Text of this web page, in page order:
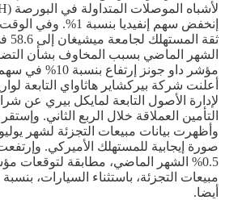
إنخفض سهم إنفيديا
الشهر الماضي بسبب المخاوف بشأن
مؤشر داو جونز
أعلنت شركة بيركشاير هاثاواي التابعة
لإدارة الأصول التابعة لمايكل بيري عن
التأمين العملاقة خلال الربع الثاني.
وأظهرت بيانات مبيعات التجزئة لشهر
صورة إيجابية للمستهلك الأميركي.
0.5% الشهر الماضي، مطابقة لتوقعات
أيضا.